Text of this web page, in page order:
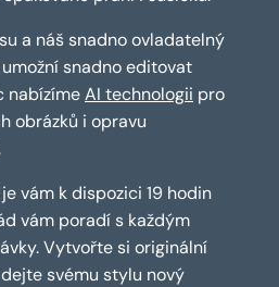
a náš snadno ovladatelný
snadno editovat
nabízímeAI technologii pro
obrázků i opravu
vám k dispozici 19 hodin
vám poradí s každým
Vytvořte si originální
svému stylu nový